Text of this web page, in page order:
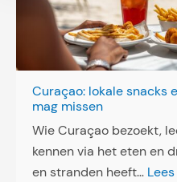
e
n
:
D
i
r
e
c
Curaçao: lokale snacks
mag missen
Wie Curaçao bezoekt,
kennen via het eten en
en stranden heeft…